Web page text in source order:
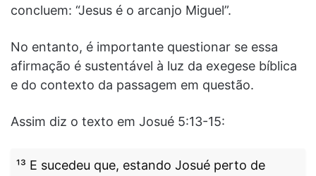
concluem: “Jesus é o arcanjo Miguel”.
No entanto, é importante questionar se essa
afirmação é sustentável à luz da exegese bíblica
e do contexto da passagem em questão.
Assim diz o texto em Josué 5:13-15:
¹³ E sucedeu que, estando Josué perto de